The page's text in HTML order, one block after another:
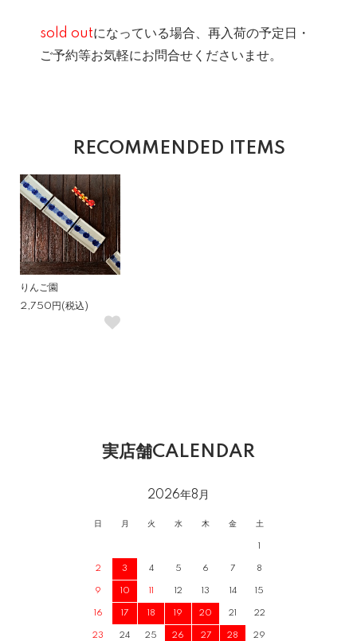
sold outになっている場合、再入荷の予定日・
ご予約等お気軽にお問合せくださいませ。
RECOMMENDED ITEMS
りんご園
2,750円(税込)
実店舗CALENDAR
2026年8月
日 月 火 水 木 金 土
1
2 3 4 5 6 7 8
9 10 11 12 13 14 15
16 17 18 19 20 21 22
23 24 25 26 27 28 29